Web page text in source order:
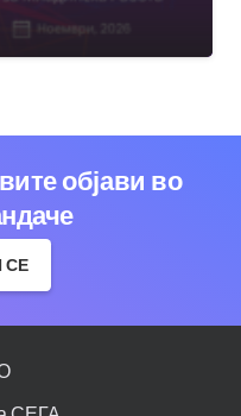
објави во
СЕ